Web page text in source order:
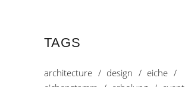
TAGS
architecture design
eiche